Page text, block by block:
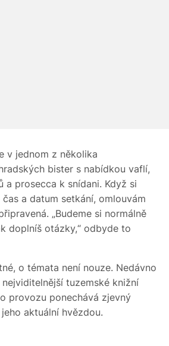
v jednom z několika
bister s nabídkou vaflí,
a prosecca k snídani. Když si
a datum setkání, omlouvám
„Budeme si normálně
doplníš otázky,“ odbyde to
o témata není nouze. Nedávno
tuzemské knižní
provozu ponechává zjevný
aktuální hvězdou.